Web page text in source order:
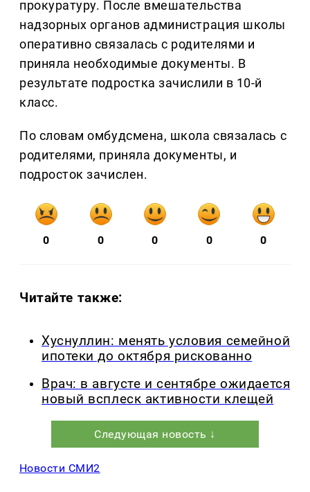
прокуратуру. После вмешательства
надзорных органов администрация школы
оперативно связалась с родителями и
приняла необходимые документы. В
результате подростка зачислили в 10-й
класс.
По словам омбудсмена, школа связалась с
родителями, приняла документы, и
подросток зачислен.
0 0 0 0 0
Читайте также:
Хуснуллин: менять условия семейной
ипотеки до октября рискованно
Врач: в августе и сентябре ожидается
новый всплеск активности клещей
Следующая новость ↓
Новости СМИ2